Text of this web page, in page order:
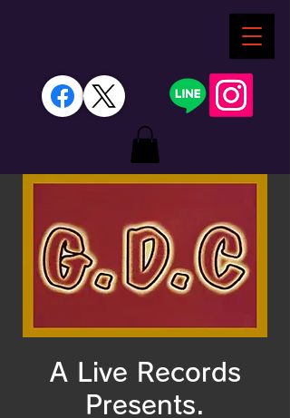
A Live Records
Presents.